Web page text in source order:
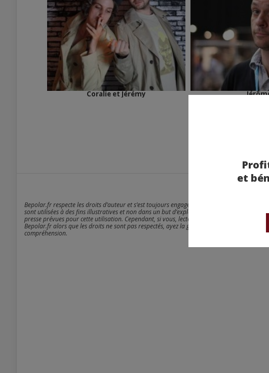
et
Coralie et Jérémy
Bepolar.fr respecte les droits d’auteur et s’est toujours engagé à être rigoureux sur ce
sont utilisées à des fins illustratives et non dans un but d’exploitation commerciale. et
presse prévues pour cette utilisation. Cependant, si vous, lecteur - anonyme, distributeur,
Bepolar.fr alors que les droits ne sont pas respectés, ayez la gentillesse de contacter la
compréhension.